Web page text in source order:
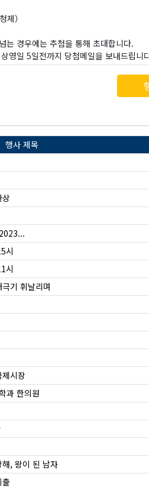
）
는 경우에는 추첨을 통해 초대합니다.
영일 5일전까지 당첨메일을 보내드립니
행사 제목
시
시
기 휘날리며
시장
과 한의원
, 왕이 된 남자
출